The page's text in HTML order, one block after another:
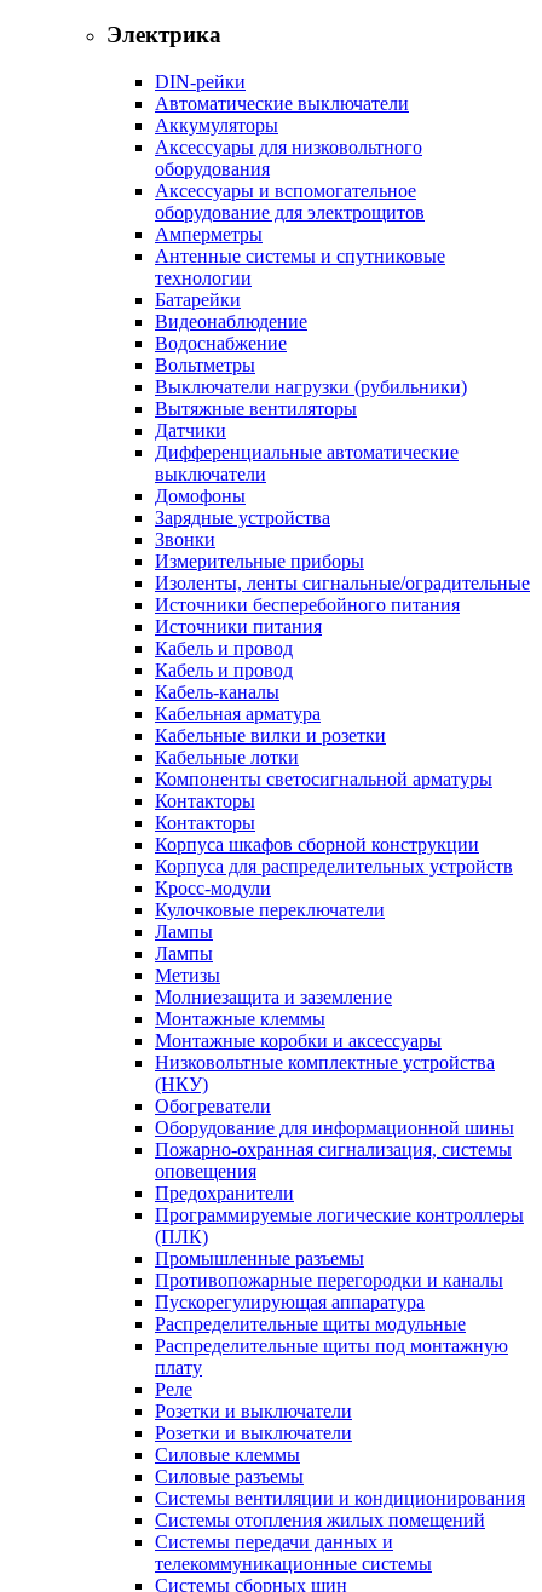
Электрика
DIN-рейки
Автоматические выключатели
Аккумуляторы
Аксессуары для низковольтного
оборудования
Аксессуары и вспомогательное
оборудование для электрощитов
Амперметры
Антенные системы и спутниковые
технологии
Батарейки
Видеонаблюдение
Водоснабжение
Вольтметры
Выключатели нагрузки (рубильники)
Вытяжные вентиляторы
Датчики
Дифференциальные автоматические
выключатели
Домофоны
Зарядные устройства
Звонки
Измерительные приборы
Изоленты, ленты сигнальные/оградительные
Источники бесперебойного питания
Источники питания
Кабель и провод
Кабель и провод
Кабель-каналы
Кабельная арматура
Кабельные вилки и розетки
Кабельные лотки
Компоненты светосигнальной арматуры
Контакторы
Контакторы
Корпуса шкафов сборной конструкции
Корпуса для распределительных устройств
Кросс-модули
Кулочковые переключатели
Лампы
Лампы
Метизы
Молниезащита и заземление
Монтажные клеммы
Монтажные коробки и аксессуары
Низковольтные комплектные устройства
(НКУ)
Обогреватели
Оборудование для информационной шины
Пожарно-охранная сигнализация, системы
оповещения
Предохранители
Программируемые логические контроллеры
(ПЛК)
Промышленные разъемы
Противопожарные перегородки и каналы
Пускорегулирующая аппаратура
Распределительные щиты модульные
Распределительные щиты под монтажную
плату
Реле
Розетки и выключатели
Розетки и выключатели
Силовые клеммы
Силовые разъемы
Системы вентиляции и кондиционирования
Системы отопления жилых помещений
Системы передачи данных и
телекоммуникационные системы
Системы сборных шин